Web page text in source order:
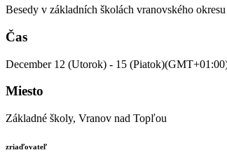
Besedy v základních školách vranovského
Čas
December 12 (Utorok) - 15 (Piatok)
Miesto
Základné školy, Vranov nad Topľou
zriaďovateľ